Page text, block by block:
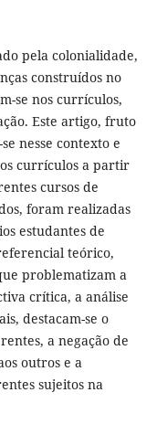
pela colonialidade,
construídos no
se nos currículos,
Este artigo, fruto
nesse contexto e
currículos a partir
cursos de
foram realizadas
estudantes de
teórico,
problematizam a
crítica, a análise
destacam-se o
a negação de
outros e a
sujeitos na